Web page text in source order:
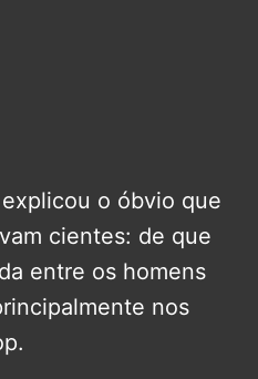
o óbvio que
cientes: de que
entre os homens
nos